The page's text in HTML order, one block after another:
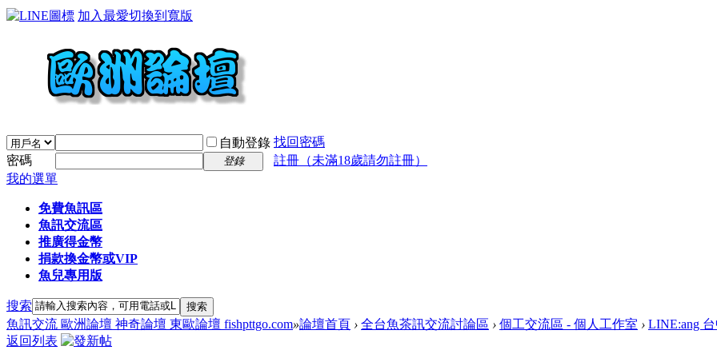
加入最愛切換到寬版
自動登錄 找回密碼
密碼
登錄
註冊（未滿18歲請勿註冊）
我的選單
免費魚訊區
魚訊交流區
推廣得金幣
捐款換金幣或VIP
魚兒專用版
搜索 搜索
魚訊交流 歐洲論壇 神奇論壇 東歐論壇 fishpttgo.com»論壇首頁 › 全台魚茶訊交流討論區 › 個工交流區 - 個人工作室 › LINE:ang
返回列表